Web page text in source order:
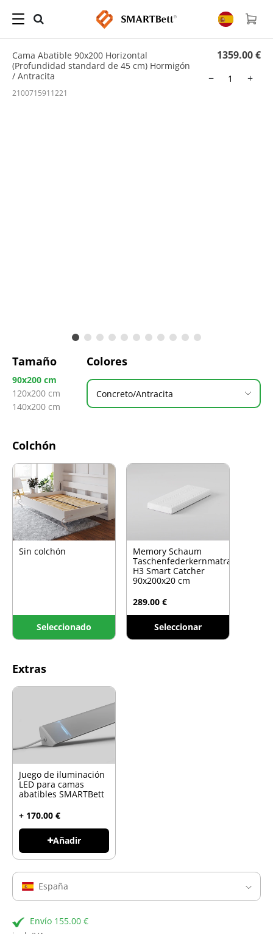
Hogar Cama Abatible
/ Cama Abatible 90x200 Horizontal (Profundidad standard de
Cama Abatible 90x200 Horizontal
(Profundidad standard de 45 cm) Hormigón
/ Antracita
1359.00 €
−
+
2100715911221
Tamaño
90x200 cm
120x200 cm
140x200 cm
Colores
Concreto/Antracita
Colchón
Sin colchón
Seleccionado
Memory Schaum
Taschenfederkernmatratze
H3 Smart Catcher
90x200x20 cm
289.00 €
Seleccionar
Extras
Juego de iluminación
LED para camas
abatibles SMARTBett
+ 170.00 €
Añadir
España
Envío 155.00 €